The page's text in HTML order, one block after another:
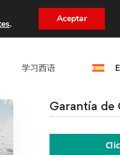
descuento.
学习西语​
Garantía de
. Aceptar